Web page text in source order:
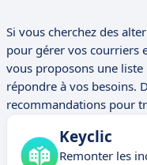
Si vous cherchez des
pour gérer vos courriers
vous proposons une
répondre à vos besoins.
recommandations pour
Keyclic
Remonter les